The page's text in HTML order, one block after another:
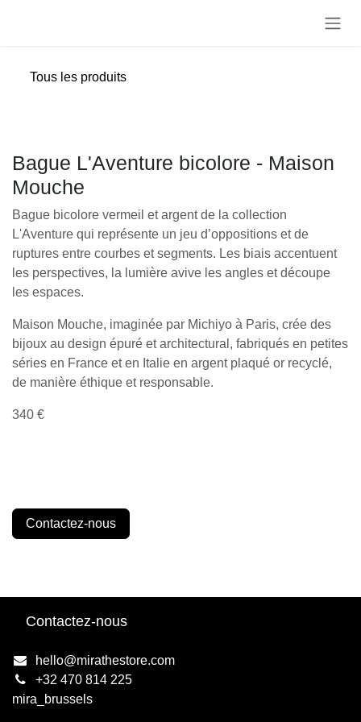
Tous les produits
Bague L'Aventure bicolore - Maison
Mouche
Bague bicolore vermeil et argent de la collection
L'Aventure qui représente un jeu d’oppositions et de
ruptures entre courbes et segments. Les biais accentuent
les perspectives, la lumière avive les angles et découpe
les espaces.
Maison Mouche, imaginée par Michiyo à Paris, crée des
bijoux au design épuré et architectural, fabriqués en petites
séries en France et en Italie en argent plaqué or recyclé,
de manière éthique et responsable.
340 €
Contactez-nous
Contactez-nous
hello@mirathestore.com
+32 470 814 225
mira_brussels